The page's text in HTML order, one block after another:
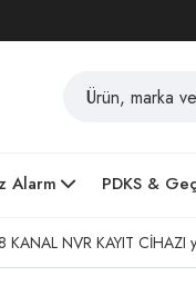
Alarm PDKS &
NVR KAYIT CİHAZI